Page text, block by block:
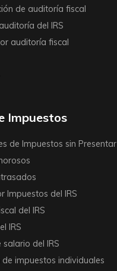
de auditoría fiscal
del IRS
auditoría fiscal
Impuestos
de Impuestos sin Presentar
Impuestos del IRS
del IRS
IRS
del IRS
impuestos individuales